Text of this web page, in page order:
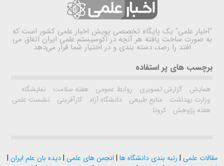
"اخبار علمی" یک پایگاه تخصصی پویش اخبار علمی کشور است که
به صورت ساخت یافته هر آنچه در اکوسیستم علمی ایران اتفاق می
افتد را رصد، دسته بندی و در اختیار شما قرار می‌دهد
برچسب های پر استفاده
همایش گزارش تصویری روابط عمومی هفته سلامت
نمایشگاه
وزارت بهداشت
منابع طبیعی دانشگاه آزاد کارآفرینی
نشست علمی
هفته پژوهش
کرونا
مقالات علمی | رتبه بندی دانشگاه ها | انجمن های علمی |دیده بان علم ایران |